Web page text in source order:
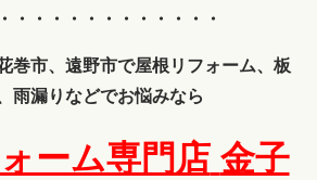
・・・・・・・・・・・・
巻市、遠野市で屋根リフォーム、板
雨漏りなどでお悩みなら
ーム専門店 金子